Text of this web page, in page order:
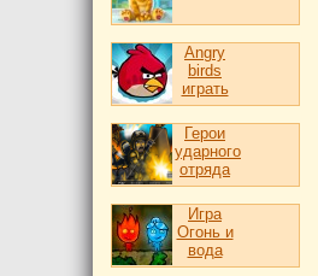
Angry
birds
играть
Герои
ударного
отряда
Игра
Огонь и
вода